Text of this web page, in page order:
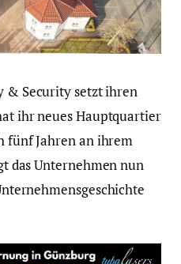
& Security setzt ihren
ihr neues Hauptquartier
fünf Jahren an ihrem
das Unternehmen nun